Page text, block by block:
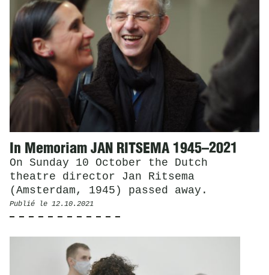
In Memoriam JAN RITSEMA 1945–2021
On Sunday 10 October the Dutch
theatre director Jan Ritsema
(Amsterdam, 1945) passed away.
Publié le 12.10.2021